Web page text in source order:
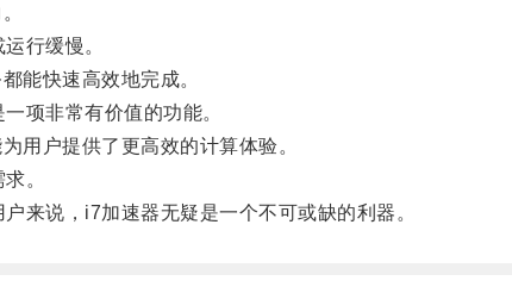
行缓慢。
能快速高效地完成。
项非常有价值的功能。
户提供了更高效的计算体验。
。
说，i7加速器无疑是一个不可或缺的利器。